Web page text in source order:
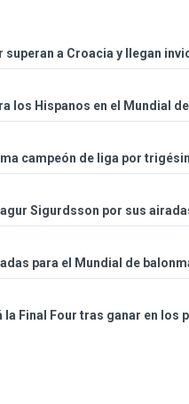
superan a Croacia y llegan
los Hispanos en el Mundial
campeón de liga por
Sigurdsson por sus
para el Mundial de
la Final Four tras ganar en los